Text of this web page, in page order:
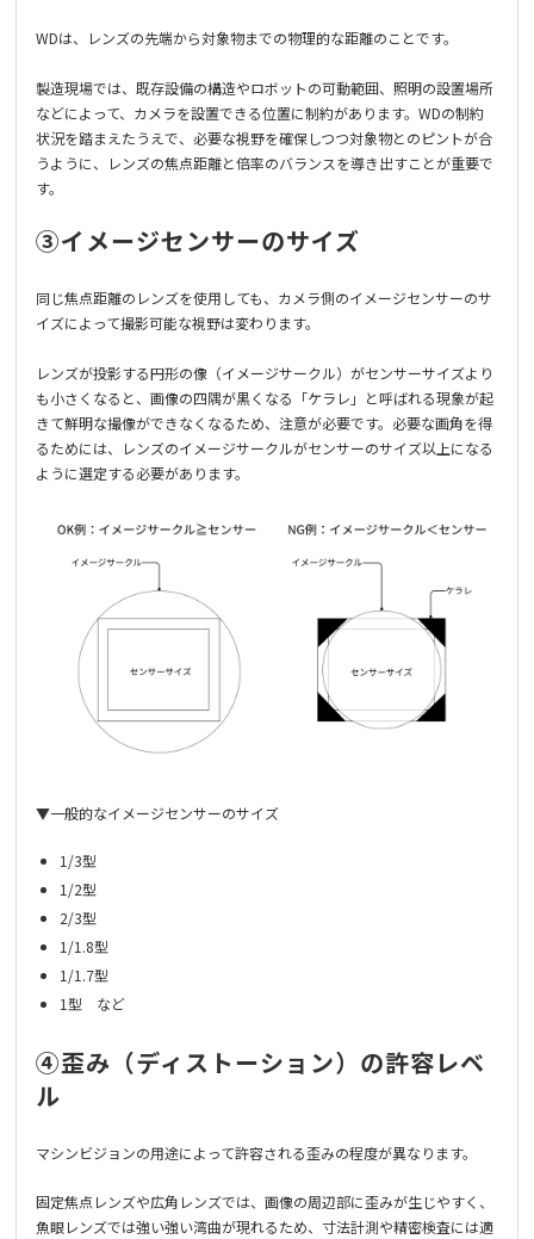
WDは、レンズの先端から対象物までの物理的な距離のことです。
製造現場では、既存設備の構造やロボットの可動範囲、照明の設置場所
などによって、カメラを設置できる位置に制約があります。WDの制約
状況を踏まえたうえで、必要な視野を確保しつつ対象物とのピントが合
うように、レンズの焦点距離と倍率のバランスを導き出すことが重要で
す。
③イメージセンサーのサイズ
同じ焦点距離のレンズを使用しても、カメラ側のイメージセンサーのサ
イズによって撮影可能な視野は変わります。
レンズが投影する円形の像（イメージサークル）がセンサーサイズより
も小さくなると、画像の四隅が黒くなる「ケラレ」と呼ばれる現象が起
きて鮮明な撮像ができなくなるため、注意が必要です。必要な画角を得
るためには、レンズのイメージサークルがセンサーのサイズ以上になる
ように選定する必要があります。
▼一般的なイメージセンサーのサイズ
1/3型
1/2型
2/3型
1/1.8型
1/1.7型
1型 など
④歪み（ディストーション）の許容レベ
ル
マシンビジョンの用途によって許容される歪みの程度が異なります。
固定焦点レンズや広角レンズでは、画像の周辺部に歪みが生じやすく、
魚眼レンズでは強い強い湾曲が現れるため、寸法計測や精密検査には適